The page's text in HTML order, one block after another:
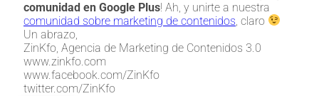
comunidad en Google Plus! Ah, y unirte a nuestra
comunidad sobre marketing de contenidos, claro
Un abrazo,
ZinKfo, Agencia de Marketing de Contenidos 3.0
www.zinkfo.com
www.facebook.com/ZinKfo
twitter.com/ZinKfo